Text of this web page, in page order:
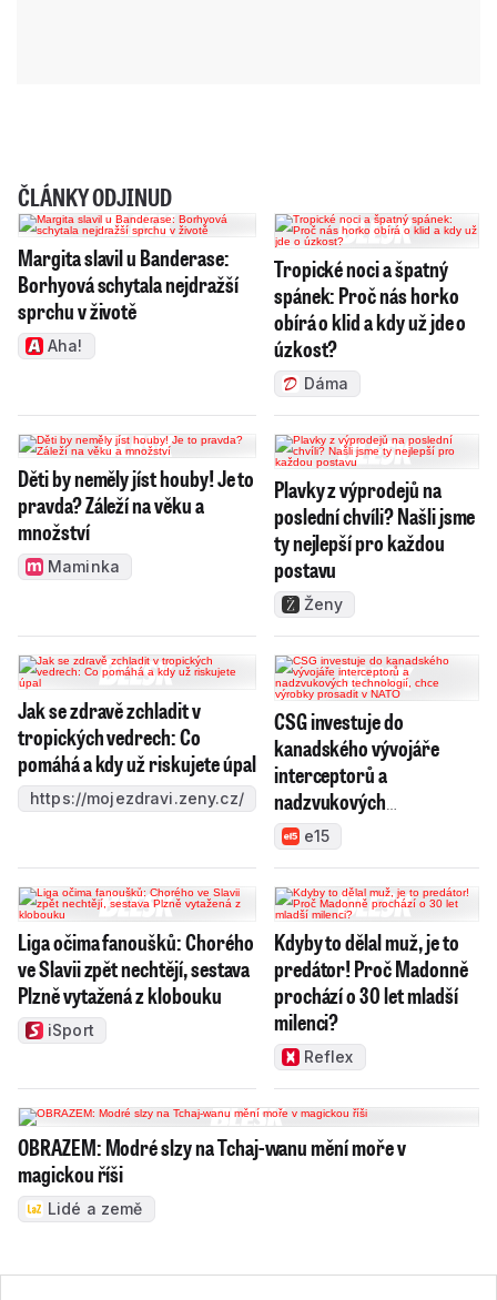
ČLÁNKY ODJINUD
Margita slavil u Banderase:
Borhyová schytala nejdražší
sprchu v životě
Aha!
Tropické noci a špatný
spánek: Proč nás horko
obírá o klid a kdy už jde o
úzkost?
Dáma
Děti by neměly jíst houby! Je to
pravda? Záleží na věku a
množství
Maminka
Plavky z výprodejů na
poslední chvíli? Našli jsme
ty nejlepší pro každou
postavu
Ženy
Jak se zdravě zchladit v
tropických vedrech: Co
pomáhá a kdy už riskujete úpal
https://mojezdravi.zeny.cz/
CSG investuje do
kanadského vývojáře
interceptorů a
nadzvukových
technologií, chce výrobky
prosadit v NATO
e15
Liga očima fanoušků: Chorého
ve Slavii zpět nechtějí, sestava
Plzně vytažená z klobouku
iSport
Kdyby to dělal muž, je to
predátor! Proč Madonně
prochází o 30 let mladší
milenci?
Reflex
OBRAZEM: Modré slzy na Tchaj-wanu mění moře v
magickou říši
Lidé a země